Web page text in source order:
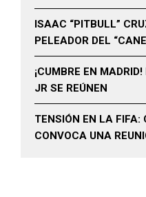
ISAAC “PITBULL”
PELEADOR DEL
¡CUMBRE EN
JR SE REÚNEN
TENSIÓN EN LA FIFA:
CONVOCA UNA